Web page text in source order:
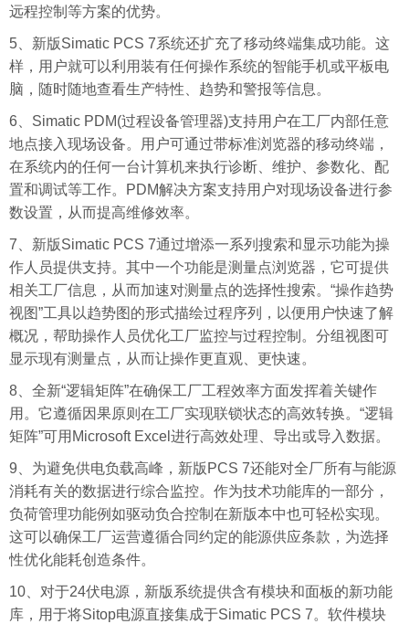
远程控制等方案的优势。
5、新版Simatic PCS 7系统还扩充了移动终端集成功能。这
样，用户就可以利用装有任何操作系统的智能手机或平板电
脑，随时随地查看生产特性、趋势和警报等信息。
6、Simatic PDM(过程设备管理器)支持用户在工厂内部任意
地点接入现场设备。用户可通过带标准浏览器的移动终端，
在系统内的任何一台计算机来执行诊断、维护、参数化、配
置和调试等工作。PDM解决方案支持用户对现场设备进行参
数设置，从而提高维修效率。
7、新版Simatic PCS 7通过增添一系列搜索和显示功能为操
作人员提供支持。其中一个功能是测量点浏览器，它可提供
相关工厂信息，从而加速对测量点的选择性搜索。“操作趋势
视图”工具以趋势图的形式描绘过程序列，以便用户快速了解
概况，帮助操作人员优化工厂监控与过程控制。分组视图可
显示现有测量点，从而让操作更直观、更快速。
8、全新“逻辑矩阵”在确保工厂工程效率方面发挥着关键作
用。它遵循因果原则在工厂实现联锁状态的高效转换。“逻辑
矩阵”可用Microsoft Excel进行高效处理、导出或导入数据。
9、为避免供电负载高峰，新版PCS 7还能对全厂所有与能源
消耗有关的数据进行综合监控。作为技术功能库的一部分，
负荷管理功能例如驱动负合控制在新版本中也可轻松实现。
这可以确保工厂运营遵循合同约定的能源供应条款，为选择
性优化能耗创造条件。
10、对于24伏电源，新版系统提供含有模块和面板的新功能
库，用于将Sitop电源直接集成于Simatic PCS 7。软件模块